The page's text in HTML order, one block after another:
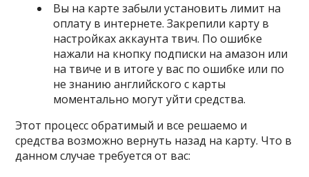
Вы на карте забыли установить лимит на
оплату в интернете. Закрепили карту в
настройках аккаунта твич. По ошибке
нажали на кнопку подписки на амазон или
на твиче и в итоге у вас по ошибке или по
не знанию английского с карты
моментально могут уйти средства.
Этот процесс обратимый и все решаемо и
средства возможно вернуть назад на карту. Что в
данном случае требуется от вас: